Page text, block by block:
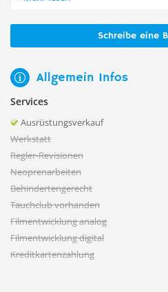
Schreibe eine
Allgemein Infos
Services
Ausrüstungsverkauf
Werkstatt
Regler-Revisionen
Neoprenarbeiten
Behindertengerecht
Tauchclub vorhanden
Filmentwicklung analog
Filmentwicklung digital
Kreditkartenzahlung